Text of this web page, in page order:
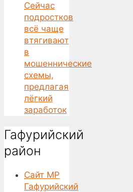
Сейчас
подростков
всё чаще
втягивают
в
мошеннические
схемы,
предлагая
лёгкий
заработок
Гафурийский
район
Сайт МР
Гафурийский